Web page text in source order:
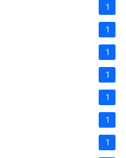
1
1
1
1
1
1
1